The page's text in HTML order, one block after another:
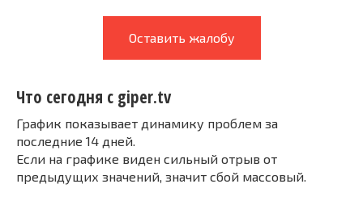
Оставить жалобу
Что сегодня с giper.tv
График показывает динамику проблем за
последние 14 дней.
Если на графике виден сильный отрыв от
предыдущих значений, значит сбой массовый.